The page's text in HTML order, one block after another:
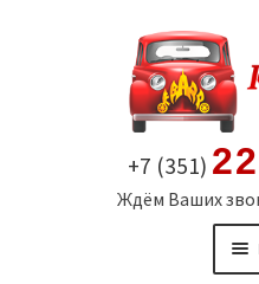
содержимому
+7 (351)
Ждём Ваших